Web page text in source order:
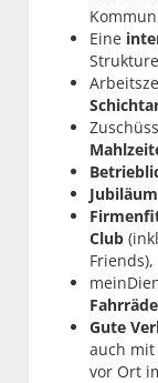
Eine
Club
Gute
auch
vor Ort